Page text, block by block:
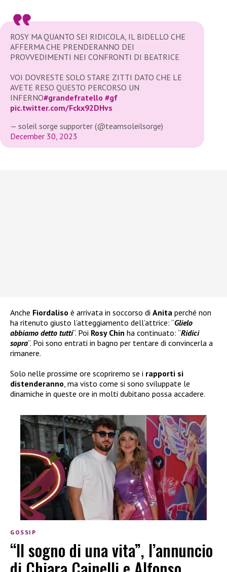
ROSY MA QUANTO SEI RIDICOLA, IL BIDELLO CHE
AFFERMA CHE PRENDERANNO DEI
PROVVEDIMENTI NEI CONFRONTI DI BEATRICE
VOI DOVRESTE SOLO STARE ZITTI DATO CHE LE
AVETE RESO QUESTO PERCORSO UN
INFERNO#grandefratello #gf
pic.twitter.com/Fckx92DHvs
— soleil sorge supporter (@teamsoleilsorge)
December 30, 2023
Anche Fiordaliso è arrivata in soccorso di Anita perché non
ha ritenuto giusto l’atteggiamento dell’attrice: “Glielo
abbiamo detto tutti“. Poi Rosy Chin ha continuato: “Ridici
sopra“. Poi sono entrati in bagno per tentare di convincerla a
rimanere.
Solo nelle prossime ore scopriremo se i rapporti si
distenderanno, ma visto come si sono sviluppate le
dinamiche in queste ore in molti dubitano possa accadere.
GOSSIP
“Il sogno di una vita”, l’annuncio